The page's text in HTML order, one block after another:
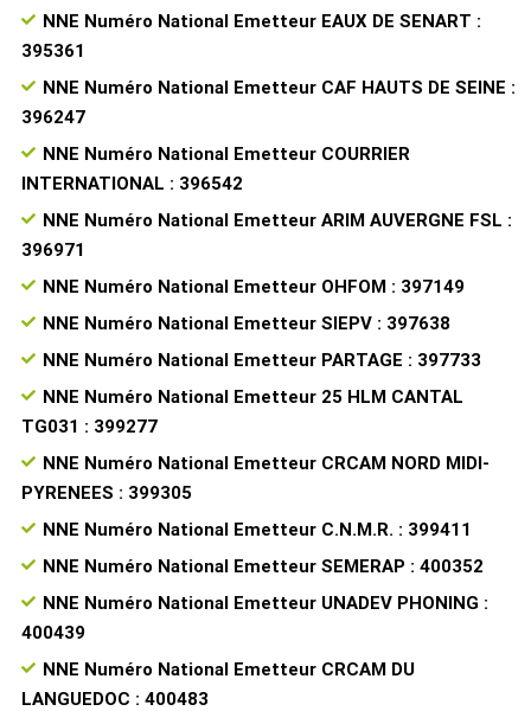
NNE Numéro National Emetteur EAUX DE SENART :
395361
NNE Numéro National Emetteur CAF HAUTS DE SEINE :
396247
NNE Numéro National Emetteur COURRIER
INTERNATIONAL : 396542
NNE Numéro National Emetteur ARIM AUVERGNE FSL :
396971
NNE Numéro National Emetteur OHFOM : 397149
NNE Numéro National Emetteur SIEPV : 397638
NNE Numéro National Emetteur PARTAGE : 397733
NNE Numéro National Emetteur 25 HLM CANTAL
TG031 : 399277
NNE Numéro National Emetteur CRCAM NORD MIDI-
PYRENEES : 399305
NNE Numéro National Emetteur C.N.M.R. : 399411
NNE Numéro National Emetteur SEMERAP : 400352
NNE Numéro National Emetteur UNADEV PHONING :
400439
NNE Numéro National Emetteur CRCAM DU
LANGUEDOC : 400483